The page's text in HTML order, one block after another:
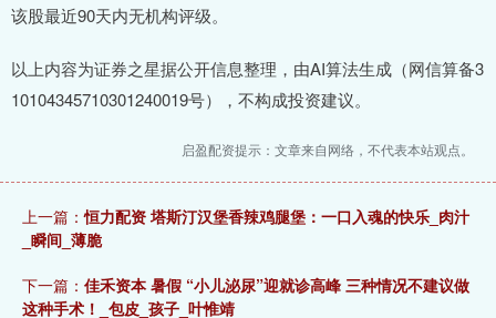
该股最近90天内无机构评级。
以上内容为证券之星据公开信息整理，由AI算法生成（网信算备3
10104345710301240019号），不构成投资建议。
启盈配资提示：文章来自网络，不代表本站观点。
上一篇：恒力配资 塔斯汀汉堡香辣鸡腿堡：一口入魂的快乐_肉汁
_瞬间_薄脆
下一篇： 佳禾资本 暑假 “小儿泌尿”迎就诊高峰 三种情况不建议做
这种手术！_包皮_孩子_叶惟靖